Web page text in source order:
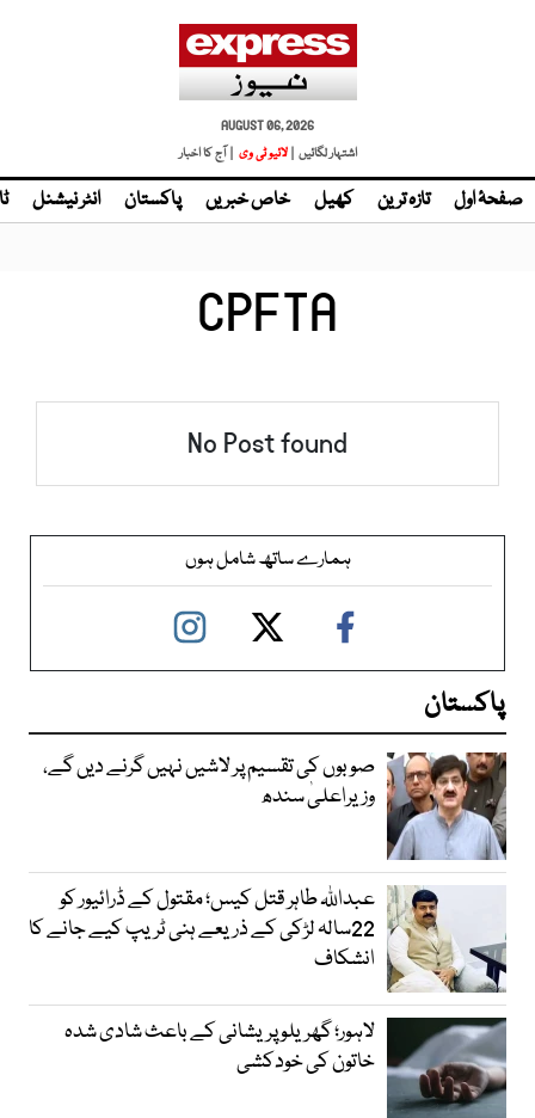
AUGUST 06, 2026
اشتہار لگائیں | لائیو ٹی وی | آج کا اخبار
صفحۂ اول تازہ ترین کھیل خاص خبریں پاکستان انٹر نیشنل
CPFTA
No Post found
ہمارے ساتھ شامل ہوں
پاکستان
صوبوں کی تقسیم پر لاشیں نہیں گرنے دیں گے،
وزیراعلیٰ سندھ
عبداللہ طاہر قتل کیس؛ مقتول کے ڈرائیور کو
22سالہ لڑکی کے ذریعے ہنی ٹریپ کیے جانے کا
انشکاف
لاہور؛ گھریلو پریشانی کے باعث شادی شدہ
خاتون کی خودکشی